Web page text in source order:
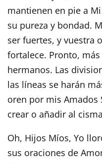
mantienen en pie a
su pureza y bondad.
ser fuertes, y vuestra
fortalece. Pronto,
hermanos. Las
las líneas se harán
oren por mis Amados
crear o añadir al
Oh, Hijos Míos, Yo
sus oraciones de